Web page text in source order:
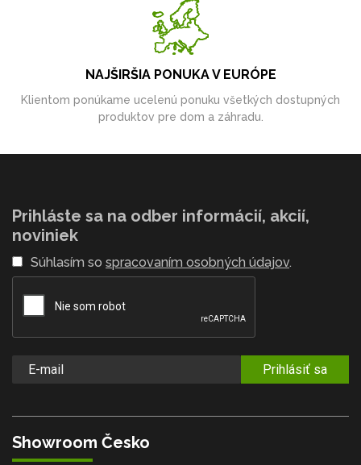
NAJŠIRŠIA PONUKA V EURÓPE
Klientom ponúkame ucelenú ponuku všetkých dostupných
produktov pre dom a záhradu.
Prihláste sa na odber informácií, akcií,
noviniek
Súhlasím so spracovaním osobných údajov.
Prihlásiť sa
Showroom Česko